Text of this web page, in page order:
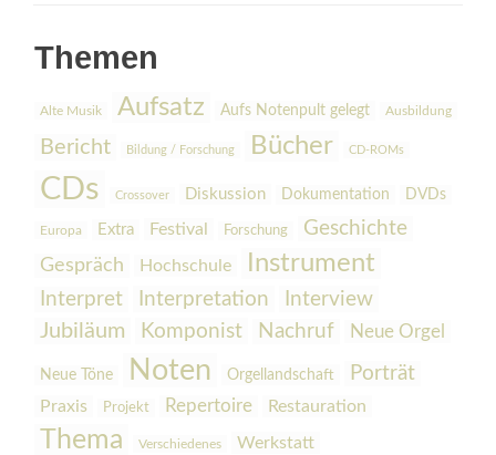
Themen
Alte Musik Aufsatz Aufs Notenpult gelegt Ausbildung
Bericht Bildung / Forschung Bücher CD-ROMs
CDs Crossover Diskussion Dokumentation DVDs
Europa Extra Festival Forschung Geschichte
Gespräch Hochschule Instrument
Interpret Interpretation
Interview
Jubiläum
Komponist Nachruf Neue Orgel
Neue Töne Noten Orgellandschaft Porträt
Praxis Projekt Repertoire Restauration
Thema Verschiedenes Werkstatt